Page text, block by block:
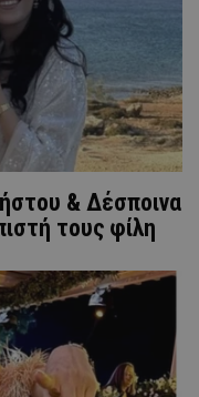
& Δέσποινα
τους φίλη